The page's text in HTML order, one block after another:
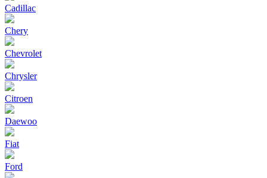
Cadillac
Chery
Chevrolet
Chrysler
Citroen
Daewoo
Fiat
Ford